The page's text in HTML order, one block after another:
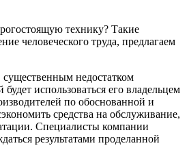
технику? Такие
человеческого труда, предлагаем
недостатком
использоваться его владельцем
по обоснованной и
средства на обслуживание,
Специалисты компании
результатами проделанной